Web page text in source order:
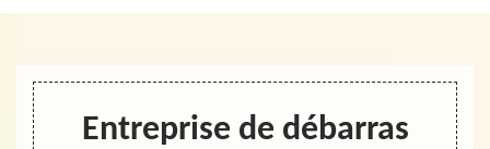
Entreprise de débarras